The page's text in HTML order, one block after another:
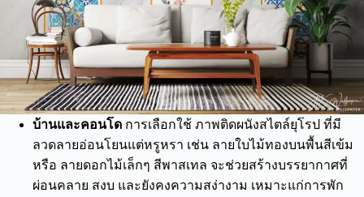
บ้านและคอนโด การเลือกใช้ ภาพติดผนังสไตล์ยุโรป ที่มี
ลวดลายอ่อนโยนแต่หรูหรา เช่น ลายใบไม้ทองบนพื้นสีเข้ม
หรือ ลายดอกไม้เล็กๆ สีพาสเทล จะช่วยสร้างบรรยากาศที่
ผ่อนคลาย สงบ และยังคงความสง่างาม เหมาะแก่การพัก